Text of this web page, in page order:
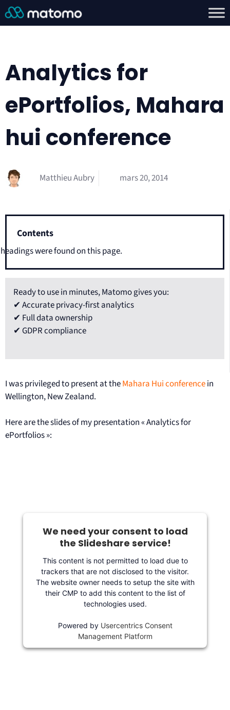
Analytics for
ePortfolios, Mahara
hui conference
Matthieu Aubry mars 20, 2014
Contents
were found on this page.
Ready to use in minutes, Matomo gives you:
✔ Accurate privacy-first analytics
✔ Full data ownership
✔ GDPR compliance
I was privileged to present at theMahara Hui conferencein
Wellington, New Zealand.
Here are the slides of my presentation « Analytics for
ePortfolios »:
We need your consent to load
the Slideshare service!
This content is not permitted to load due to
trackers that are not disclosed to the visitor.
The website owner needs to setup the site with
their CMP to add this content to the list of
technologies used.
Powered by Usercentrics Consent
Management Platform